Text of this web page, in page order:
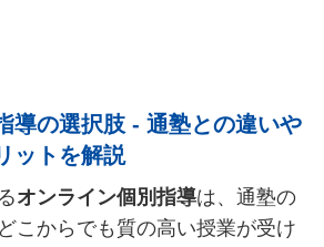
導の選択肢 - 通塾との違いや
ットを解説
オンライン個別指導は、通塾の
こからでも質の高い授業が受け